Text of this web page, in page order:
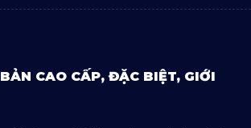
CAO CẤP, ĐẶC BIỆT, GIỚI